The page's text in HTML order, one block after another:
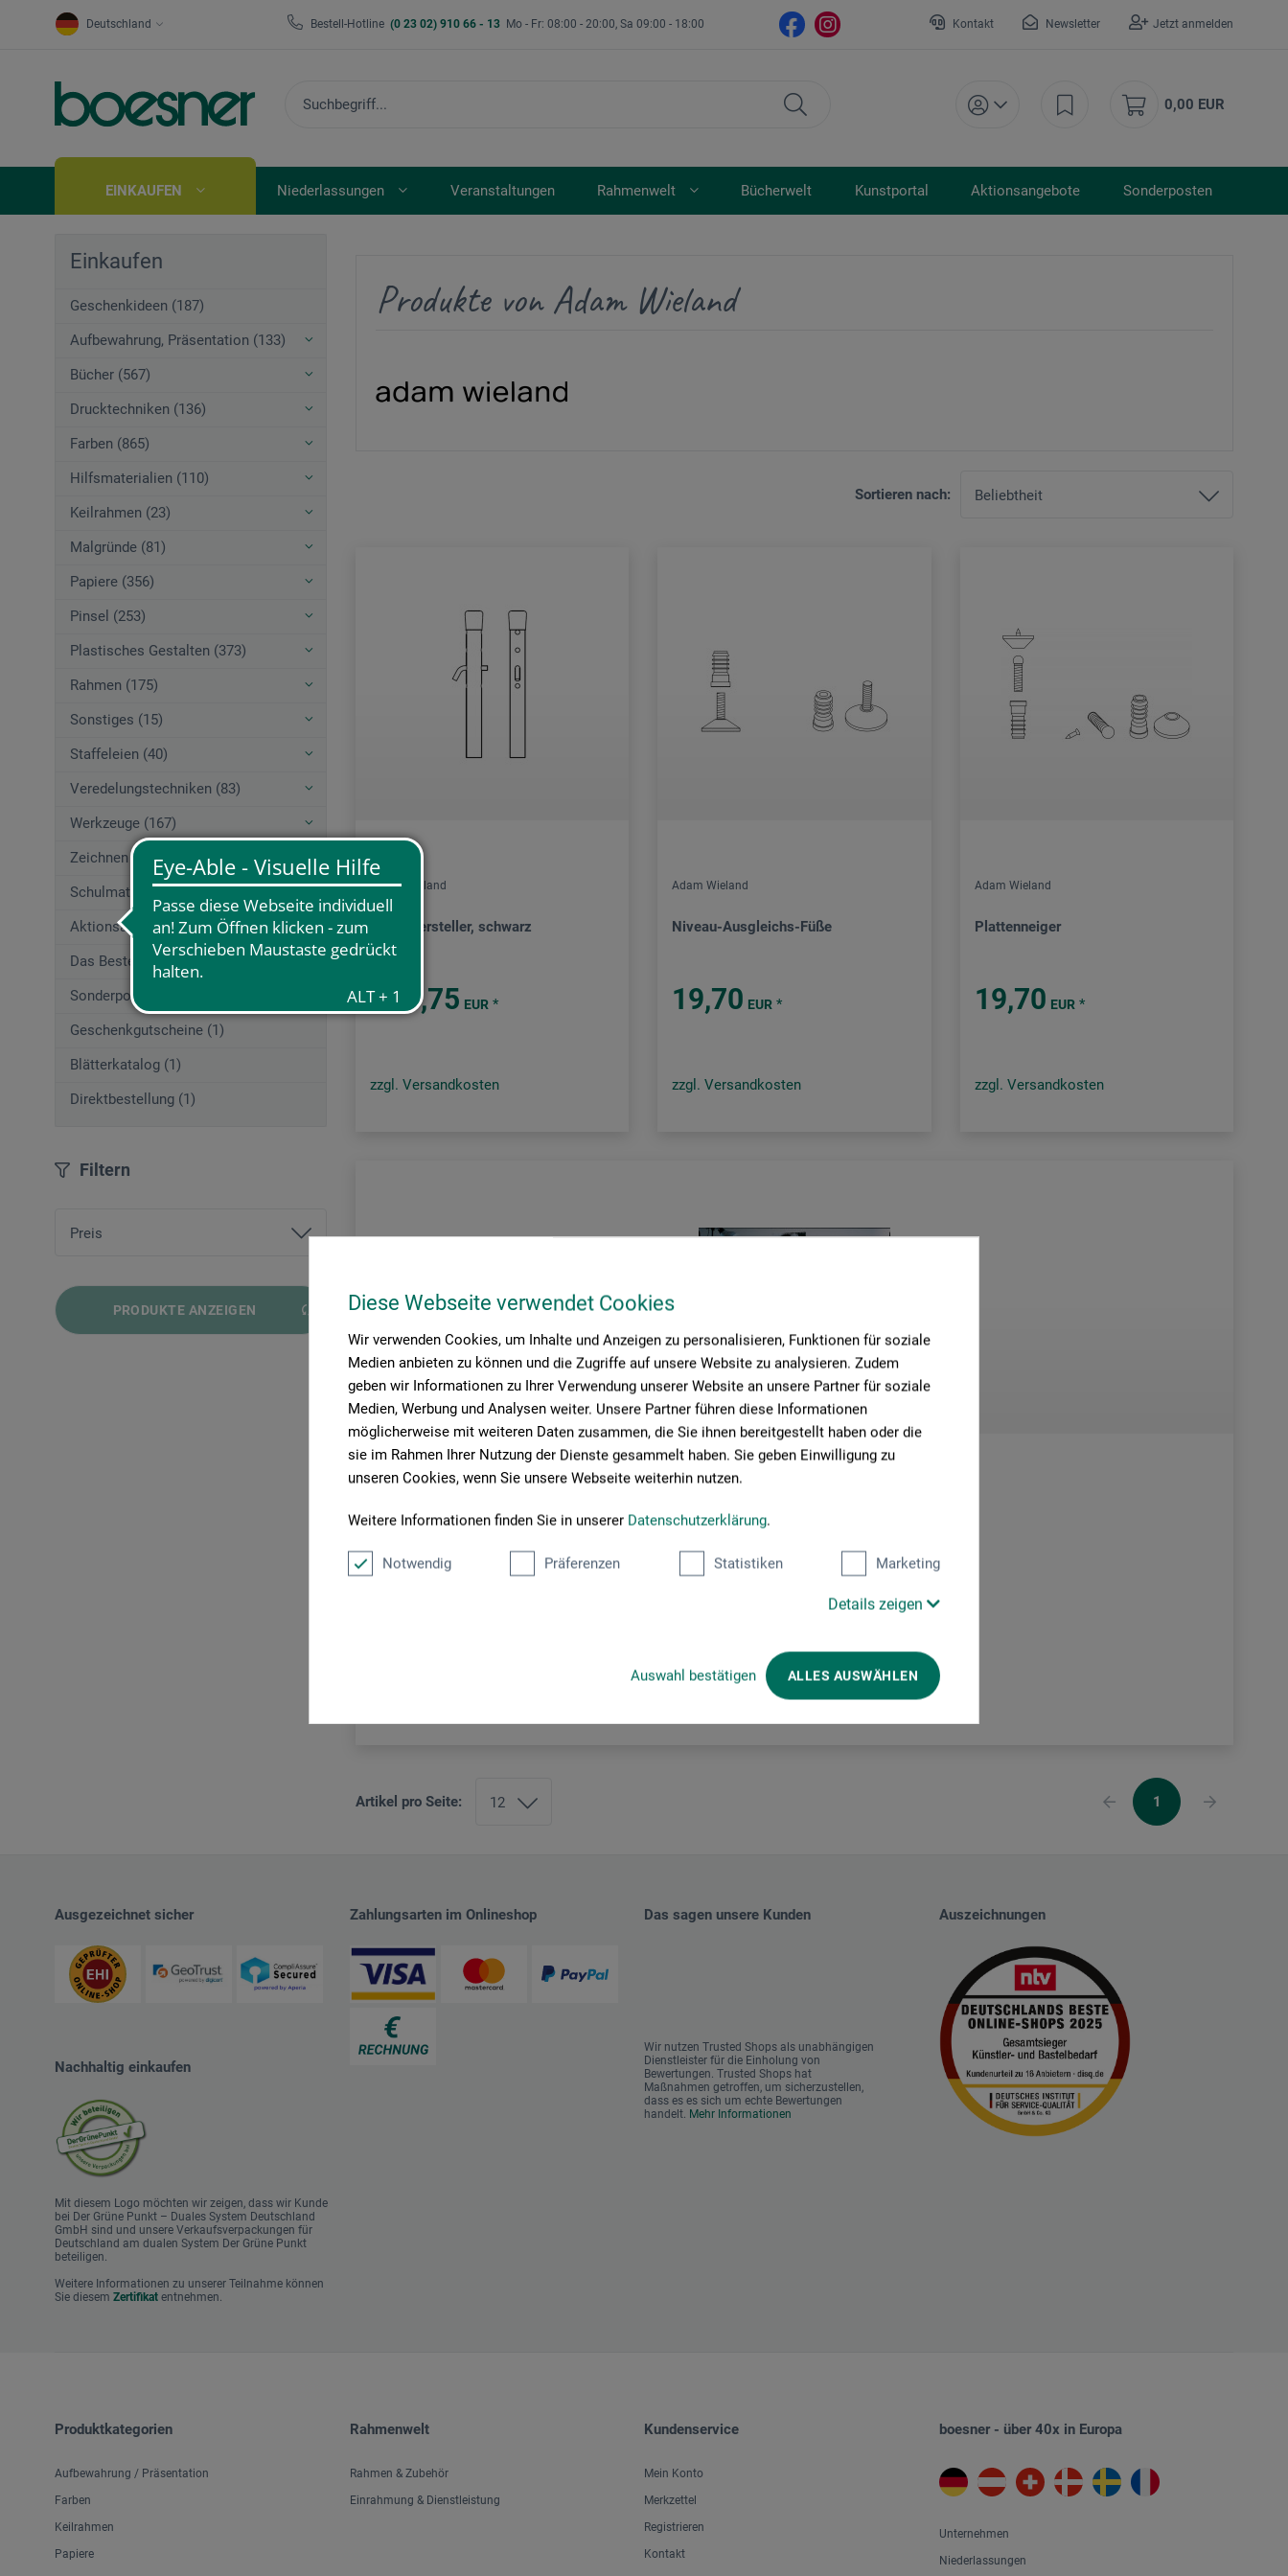
Diese Webseite verwendet Cookies
Wir verwenden Cookies, um Inhalte und Anzeigen zu personalisieren, Funktionen für soziale
Medien anbieten zu können und die Zugriffe auf unsere Website zu analysieren. Zudem
geben wir Informationen zu Ihrer Verwendung unserer Website an unsere Partner für soziale
Medien, Werbung und Analysen weiter. Unsere Partner führen diese Informationen
möglicherweise mit weiteren Daten zusammen, die Sie ihnen bereitgestellt haben oder die
sie im Rahmen Ihrer Nutzung der Dienste gesammelt haben. Sie geben Einwilligung zu
unseren Cookies, wenn Sie unsere Webseite weiterhin nutzen.
Weitere Informationen finden Sie in unserer Datenschutzerklärung.
Notwendig Präferenzen Statistiken Marketing
Details zeigen
Auswahl bestätigen ALLES AUSWÄHLEN
Deutschland Bestell-Hotline (0 23 02) 910 66 - 13 Mo - Fr: 08:00 - 20:00, Sa 09:00 - 18:00 Kontakt Newsletter Jetzt anmelden
0,00 EUR
EINKAUFEN Niederlassungen Veranstaltungen Rahmenwelt Bücherwelt Kunstportal Aktionsangebote Sonderposten
Einkaufen
Geschenkideen (187)
Aufbewahrung, Präsentation (133)
Bücher (567)
Drucktechniken (136)
Farben (865)
Hilfsmaterialien (110)
Keilrahmen (23)
Malgründe (81)
Papiere (356)
Pinsel (253)
Plastisches Gestalten (373)
Rahmen (175)
Sonstiges (15)
Staffeleien (40)
Veredelungstechniken (83)
Werkzeuge (167)
Zeichnen (580)
Schulmaterial (195)
Aktionsangebote (29)
Das Beste von boesner (253)
Sonderposten
Geschenkgutscheine (1)
Blätterkatalog (1)
Direktbestellung (1)
Filtern
Preis
PRODUKTE ANZEIGEN
Produkte von Adam Wieland
Sortieren nach:
Adam Wieland
Höhenversteller, schwarz
ab 30,75 EUR *
zzgl. Versandkosten
Adam Wieland
Niveau-Ausgleichs-Füße
19,70 EUR *
zzgl. Versandkosten
Adam Wieland
Plattenneiger
19,70 EUR *
zzgl. Versandkosten
Artikel pro Seite: 1
Ausgezeichnet sicher
Nachhaltig einkaufen
Mit diesem Logo möchten wir zeigen, dass wir Kunde
bei Der Grüne Punkt – Duales System Deutschland
GmbH sind und unsere Verkaufsverpackungen für
Deutschland am dualen System Der Grüne Punkt
beteiligen.
Weitere Informationen zu unserer Teilnahme können
Sie diesem Zertifikat entnehmen.
Zahlungsarten im Onlineshop Das sagen unsere Kunden
Wir nutzen Trusted Shops als unabhängigen
Dienstleister für die Einholung von
Bewertungen. Trusted Shops hat
Maßnahmen getroffen, um sicherzustellen,
dass es es sich um echte Bewertungen
handelt. Mehr Informationen
Auszeichnungen
Produktkategorien
Aufbewahrung / Präsentation
Farben
Keilrahmen
Papiere
Rahmenwelt
Rahmen & Zubehör
Einrahmung & Dienstleistung
Kundenservice
Mein Konto
Merkzettel
Registrieren
Kontakt
boesner - über 40x in Europa
Unternehmen
Niederlassungen